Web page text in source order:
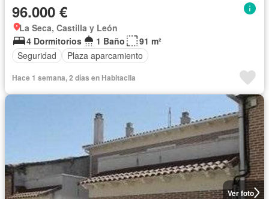
96.000 €
La Seca, Castilla y León
4 Dormitorios
1 Baño
91 m²
Seguridad
Plaza aparcamiento
Hace 1 semana, 2 días en Habitaclia
Ver foto